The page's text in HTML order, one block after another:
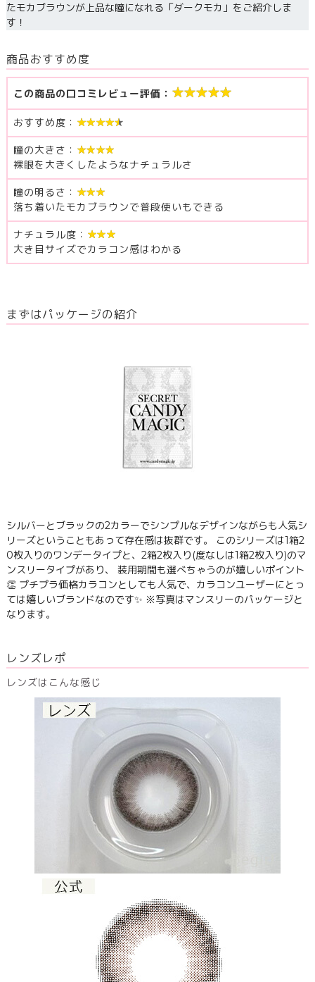
たモカブラウンが上品な瞳になれる「ダークモカ」をご紹介しま
す！
商品おすすめ度
この商品の口コミレビュー評価： ★★★★★
おすすめ度： ★★★★★
瞳の大きさ： ★★★★
裸眼を大きくしたようなナチュラルさ
瞳の明るさ： ★★★
落ち着いたモカブラウンで普段使いもできる
ナチュラル度： ★★★
大き目サイズでカラコン感はわかる
まずはパッケージの紹介
シルバーとブラックの2カラーでシンプルなデザインながらも人気シ
リーズということもあって存在感は抜群です。 このシリーズは1箱2
0枚入りのワンデータイプと、2箱2枚入り(度なしは1箱2枚入り)のマ
ンスリータイプがあり、 装用期間も選べちゃうのが嬉しいポイント
👏 プチプラ価格カラコンとしても人気で、カラコンユーザーにとっ
ては嬉しいブランドなのです✨ ※写真はマンスリーのパッケージと
なります。
レンズレポ
レンズはこんな感じ